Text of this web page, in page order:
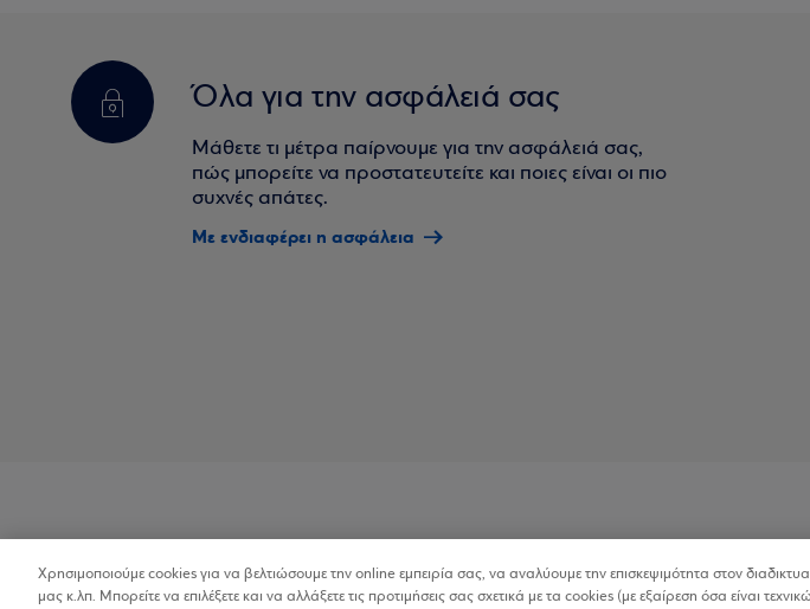
Όλα για την ασφάλειά σας
Μάθετε τι μέτρα παίρνουμε για την ασφάλειά σας,
πώς μπορείτε να προστατευτείτε και ποιες είναι οι πιο
συχνές απάτες.
Με ενδιαφέρει η ασφάλεια
Προσβασιμότητα
Χρησιμοποιούμε cookies για να βελτιώσουμε την online εμπειρία σας, να αναλύουμε την επισκεψιμότητα στον
μας κ.λπ. Μπορείτε να επιλέξετε και να αλλάξετε τις προτιμήσεις σας σχετικά με τα cookies (με εξαίρεση όσα είναι